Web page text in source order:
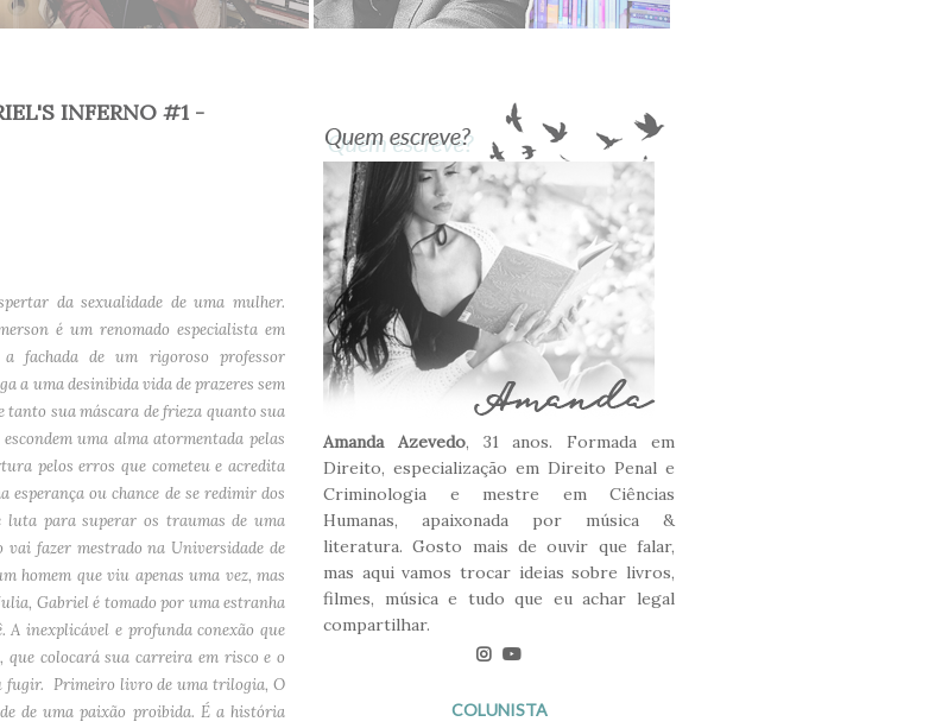
INFERNO #1 -
da sexualidade de uma mulher.
é um renomado especialista em
fachada de um rigoroso professor
a uma desinibida vida de prazeres sem
tanto sua máscara de frieza quanto sua
uma alma atormentada pelas
pelos erros que cometeu e acredita
esperança ou chance de se redimir dos
luta para superar os traumas de uma
fazer mestrado na Universidade de
homem que viu apenas uma vez, mas
Gabriel é tomado por uma estranha
A inexplicável e profunda conexão que
que colocará sua carreira em risco e o
fugir. Primeiro livro de uma trilogia, O
de uma paixão proibida. É a história
Amanda Azevedo, 31 anos. Formada em
Direito, especialização em Direito Penal e
Criminologia e mestre em Ciências
Humanas, apaixonada por música &
literatura. Gosto mais de ouvir que falar,
mas aqui vamos trocar ideias sobre livros,
filmes, música e tudo que eu achar legal
compartilhar.
COLUNISTA